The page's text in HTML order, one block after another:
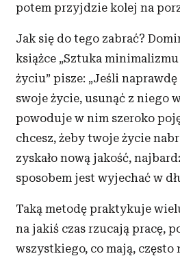
potem przyjdzie kolej na
Jak się do tego zabrać?
książce „Sztuka
życiu” pisze: „Jeśli
swoje życie, usunąć z niego
powoduje w nim szeroko
chcesz, żeby twoje życie
zyskało nową jakość,
sposobem jest wyjechać w
Taką metodę praktykuje
na jakiś czas rzucają pracę,
wszystkiego, co mają, często